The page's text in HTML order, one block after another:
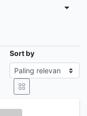
Sort by